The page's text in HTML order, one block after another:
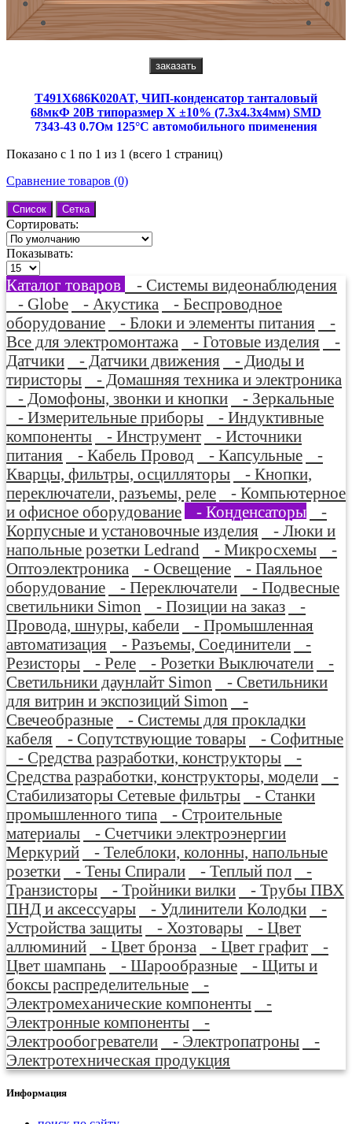
заказать
T491X686K020AT, ЧИП-конденсатор танталовый
68мкФ 20В типоразмер Х ±10% (7.3х4.3х4мм) SMD
7343-43 0.7Ом 125°С автомобильного применения
Показано с 1 по 1 из 1 (всего 1 страниц)
Сравнение товаров (0)
Список Сетка
Сортировать:
Показывать:
Каталог товаров
- Системы видеонаблюдения
- Globe
- Акустика
- Беспроводное
оборудование
- Блоки и элементы питания
-
Все для электромонтажа
- Готовые изделия
-
Датчики
- Датчики движения
- Диоды и
тиристоры
- Домашняя техника и электроника
- Домофоны, звонки и кнопки
- Зеркальные
- Измерительные приборы
- Индуктивные
компоненты
- Инструмент
- Источники
питания
- Кабель Провод - Капсульные
-
Кварцы, фильтры, осцилляторы
- Кнопки,
переключатели, разъемы, реле
- Компьютерное
и офисное оборудование
- Конденсаторы
-
Корпусные и установочные изделия
- Люки и
напольные розетки Ledrand
- Микросхемы
-
Оптоэлектроника
- Освещение
- Паяльное
оборудование
- Переключатели
- Подвесные
светильники Simon
- Позиции на заказ
-
Провода, шнуры, кабели
- Промышленная
автоматизация
- Разъемы, Соединители
-
Резисторы
- Реле - Розетки Выключатели
-
Светильники даунлайт Simon
- Светильники
для витрин и экспозиций Simon
-
Свечеобразные
- Системы для прокладки
кабеля
- Сопутствующие товары
- Софитные
- Средства разработки, конструкторы
-
Средства разработки, конструкторы, модели
-
Стабилизаторы Сетевые фильтры
- Станки
промышленного типа
- Строительные
материалы
- Счетчики электроэнергии
Меркурий
- Телеблоки, колонны, напольные
розетки
- Тены Спирали - Теплый пол
-
Транзисторы
- Тройники вилки
- Трубы ПВХ
ПНД и аксессуары
- Удлинители Колодки
-
Устройства защиты
- Хозтовары
- Цвет
аллюминий
- Цвет бронза - Цвет графит
-
Цвет шампань
- Шарообразные
- Щиты и
боксы распределительные
-
Электромеханические компоненты
-
Электронные компоненты
-
Электрообогреватели
- Электропатроны
-
Электротехническая продукция
Информация